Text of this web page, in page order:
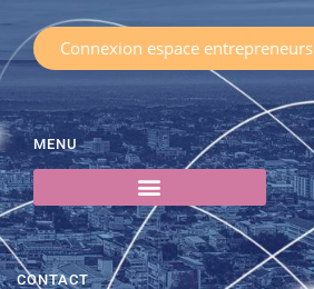
CONTACT
MENU
Connexion espace entrepreneurs